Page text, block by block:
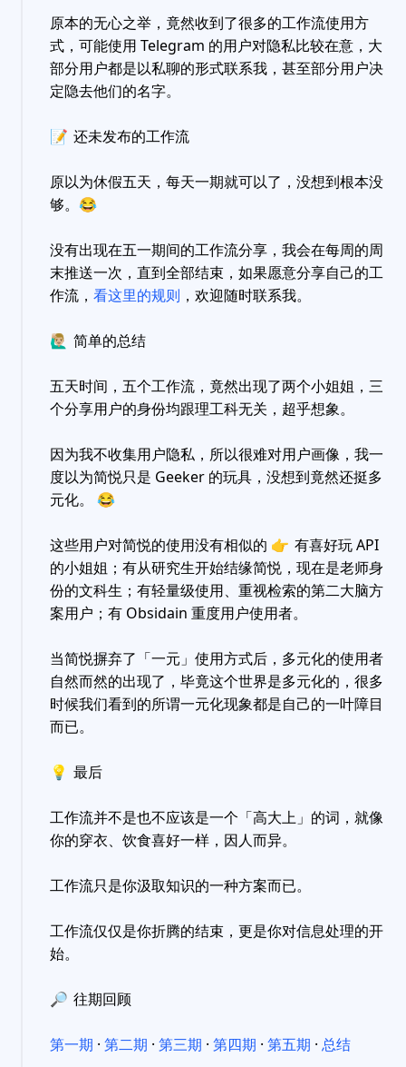
原本的无心之举，竟然收到了很多的工作流使用方
式，可能使用 Telegram 的用户对隐私比较在意，大
部分用户都是以私聊的形式联系我，甚至部分用户决
定隐去他们的名字。
📝 还未发布的工作流
原以为休假五天，每天一期就可以了，没想到根本没
够。 😂
没有出现在五一期间的工作流分享，我会在每周的周
末推送一次，直到全部结束，如果愿意分享自己的工
作流， 看这里的规则 ，欢迎随时联系我。
🙋🏼‍♂️ 简单的总结
五天时间，五个工作流，竟然出现了两个小姐姐，三
个分享用户的身份均跟理工科无关，超乎想象。
因为我不收集用户隐私，所以很难对用户画像，我一
度以为简悦只是 Geeker 的玩具，没想到竟然还挺多
元化。 😂
这些用户对简悦的使用没有相似的 👉 有喜好玩 API
的小姐姐；有从研究生开始结缘简悦，现在是老师身
份的文科生；有轻量级使用、重视检索的第二大脑方
案用户；有 Obsidain 重度用户使用者。
当简悦摒弃了「一元」使用方式后，多元化的使用者
自然而然的出现了，毕竟这个世界是多元化的，很多
时候我们看到的所谓一元化现象都是自己的一叶障目
而已。
💡 最后
工作流并不是也不应该是一个「高大上」的词，就像
你的穿衣、饮食喜好一样，因人而异。
工作流只是你汲取知识的一种方案而已。
工作流仅仅是你折腾的结束，更是你对信息处理的开
始。
🔎 往期回顾
第一期 · 第二期 · 第三期 · 第四期 · 第五期 · 总结